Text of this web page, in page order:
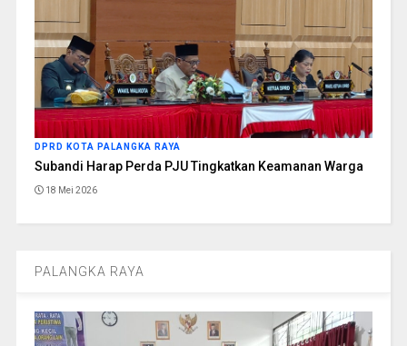
DPRD KOTA PALANGKA RAYA
Subandi Harap Perda PJU Tingkatkan Keamanan Warga
18 Mei 2026
PALANGKA RAYA